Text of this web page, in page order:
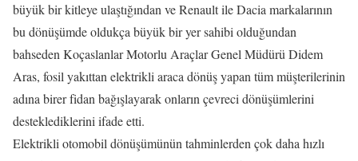
büyük bir kitleye ulaştığından ve Renault ile Dacia markalarının
bu dönüşümde oldukça büyük bir yer sahibi olduğundan
bahseden Koçaslanlar Motorlu Araçlar Genel Müdürü Didem
Aras, fosil yakıttan elektrikli araca dönüş yapan tüm müşterilerinin
adına birer fidan bağışlayarak onların çevreci dönüşümlerini
desteklediklerini ifade etti.
Elektrikli otomobil dönüşümünün tahminlerden çok daha hızlı